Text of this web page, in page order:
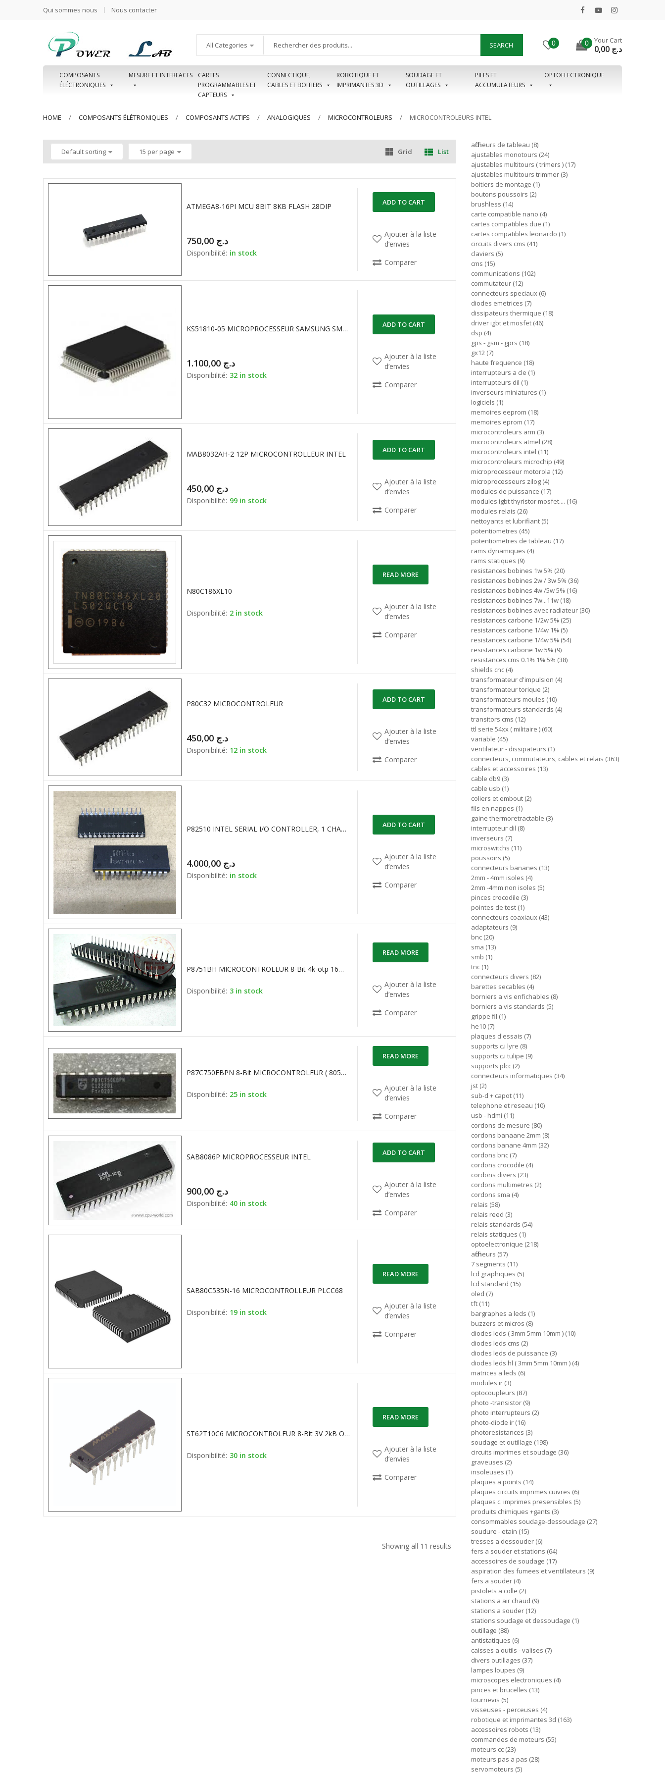
Qui sommes nous Nous contacter
All Categories SEARCH 0 0 Your Cart
د.ج
COMPOSANTS
ÉLÉCTRONIQUES
MESURE ET INTERFACES
CARTES
PROGRAMMABLES ET
CAPTEURS
CONNECTIQUE,
CABLES ET BOITIERS
ROBOTIQUE ET
IMPRIMANTES 3D
SOUDAGE ET
OUTILLAGES
PILES ET
ACCUMULATEURS
OPTOELECTRONIQUE
HOME COMPOSANTS ÉLÉTRONIQUES COMPOSANTS ACTIFS ANALOGIQUES MICROCONTROLEURS MICROCONTROLEURS INTEL
Default sorting 15 per page Grid List
ATMEGA8-16PI MCU 8BIT 8KB FLASH 28DIP
د.ج
Disponibilité: in stock
ADD TO CART
Ajouter à la liste
d’envies
Comparer
KS51810-05 MICROPROCESSEUR SAMSUNG SMD 24P
د.ج
Disponibilité: 32 in stock
ADD TO CART
Ajouter à la liste
d’envies
Comparer
MAB8032AH-2 12P MICROCONTROLLEUR INTEL
د.ج
Disponibilité: 99 in stock
ADD TO CART
Ajouter à la liste
d’envies
Comparer
N80C186XL10
Disponibilité: 2 in stock
READ MORE
Ajouter à la liste
d’envies
Comparer
P80C32 MICROCONTROLEUR
د.ج
Disponibilité: 12 in stock
ADD TO CART
Ajouter à la liste
d’envies
Comparer
P82510 INTEL SERIAL I/O CONTROLLER, 1 CHANNEL
د.ج
Disponibilité: in stock
ADD TO CART
Ajouter à la liste
d’envies
Comparer
P8751BH MICROCONTROLEUR 8-Bit 4k-otp 16mhz dip40
Disponibilité: 3 in stock
READ MORE
Ajouter à la liste
d’envies
Comparer
P87C750EBPN 8-Bit MICROCONTROLEUR ( 8051 ) 1K/64 OTP ROM
Disponibilité: 25 in stock
READ MORE
Ajouter à la liste
d’envies
Comparer
SAB8086P MICROPROCESSEUR INTEL
د.ج
Disponibilité: 40 in stock
ADD TO CART
Ajouter à la liste
d’envies
Comparer
SAB80C535N-16 MICROCONTROLLEUR PLCC68
Disponibilité: 19 in stock
READ MORE
Ajouter à la liste
d’envies
Comparer
ST62T10C6 MICROCONTROLEUR 8-Bit 3V 2kB OTP 8MHz DIP20
Disponibilité: 30 in stock
READ MORE
Ajouter à la liste
d’envies
Comparer
Showing all 11 results
afficheurs de tableau 8
ajustables monotours 24
ajustables multitours ( trimers ) 17
ajustables multitours trimmer 3
boitiers de montage 1
boutons poussoirs 2
brushless 14
carte compatible nano 4
cartes compatibles due 1
cartes compatibles leonardo 1
circuits divers cms 41
claviers 5
cms 15
communications 102
commutateur 12
connecteurs speciaux 6
diodes emetrices 7
dissipateurs thermique 18
driver igbt et mosfet 46
dsp 4
gps - gsm - gprs 18
gx12 7
haute frequence 18
interrupteurs a cle 1
interrupteurs dil 1
inverseurs miniatures 1
logiciels 1
memoires eeprom 18
memoires eprom 17
microcontroleurs arm 3
microcontroleurs atmel 28
microcontroleurs intel 11
microcontroleurs microchip 49
microprocesseur motorola 12
microprocesseurs zilog 4
modules de puissance 17
modules igbt thyristor mosfet.... 16
modules relais 26
nettoyants et lubrifiant 5
potentiometres 45
potentiometres de tableau 17
rams dynamiques 4
rams statiques 9
resistances bobines 1w 5% 20
resistances bobines 2w / 3w 5% 36
resistances bobines 4w /5w 5% 16
resistances bobines 7w...11w 18
resistances bobines avec radiateur 30
resistances carbone 1/2w 5% 25
resistances carbone 1/4w 1% 5
resistances carbone 1/4w 5% 54
resistances carbone 1w 5% 9
resistances cms 0.1% 1% 5% 38
shields cnc 4
transformateur d'impulsion 4
transformateur torique 2
transformateurs moules 10
transformateurs standards 4
transitors cms 12
ttl serie 54xx ( militaire ) 60
variable 45
ventilateur - dissipateurs 1
connecteurs, commutateurs, cables et relais 363
cables et accessoires 13
cable db9 3
cable usb 1
coliers et embout 2
fils en nappes 1
gaine thermoretractable 3
interrupteur dil 8
inverseurs 7
microswitchs 11
poussoirs 5
connecteurs bananes 13
2mm - 4mm isoles 4
2mm -4mm non isoles 5
pinces crocodile 3
pointes de test 1
connecteurs coaxiaux 43
adaptateurs 9
bnc 20
sma 13
smb 1
tnc 1
connecteurs divers 82
barettes secables 4
borniers a vis enfichables 8
borniers a vis standards 5
grippe fil 1
he10 7
plaques d'essais 7
supports c.i lyre 8
supports c.i tulipe 9
supports plcc 2
connecteurs informatiques 34
jst 2
sub-d + capot 11
telephone et reseau 10
usb - hdmi 11
cordons de mesure 80
cordons banaane 2mm 8
cordons banane 4mm 32
cordons bnc 7
cordons crocodile 4
cordons divers 23
cordons multimetres 2
cordons sma 4
relais 58
relais reed 3
relais standards 54
relais statiques 1
optoelectronique 218
afficheurs 57
7 segments 11
lcd graphiques 5
lcd standard 15
oled 7
tft 11
bargraphes a leds 1
buzzers et micros 8
diodes leds ( 3mm 5mm 10mm ) 10
diodes leds cms 2
diodes leds de puissance 3
diodes leds hl ( 3mm 5mm 10mm ) 4
matrices a leds 6
modules ir 3
optocoupleurs 87
photo -transistor 9
photo interrupteurs 2
photo-diode ir 16
photoresistances 3
soudage et outillage 198
circuits imprimes et soudage 36
graveuses 2
insoleuses 1
plaques a points 14
plaques circuits imprimes cuivres 6
plaques c. imprimes presensibles 5
produits chimiques +gants 3
consommables soudage-dessoudage 27
soudure - etain 15
tresses a dessouder 6
fers a souder et stations 64
accessoires de soudage 17
aspiration des fumees et ventillateurs 9
fers a souder 4
pistolets a colle 2
stations a air chaud 9
stations a souder 12
stations soudage et dessoudage 1
outillage 88
antistatiques 6
caisses a outils - valises 7
divers outillages 37
lampes loupes 9
microscopes electroniques 4
pinces et brucelles 13
tournevis 5
visseuses - perceuses 4
robotique et imprimantes 3d 163
accessoires robots 13
commandes de moteurs 55
moteurs cc 23
moteurs pas a pas 28
servomoteurs 5